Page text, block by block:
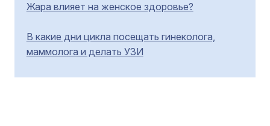
Жара влияет на женское здоровье?
В какие дни цикла посещать гинеколога,
маммолога и делать УЗИ